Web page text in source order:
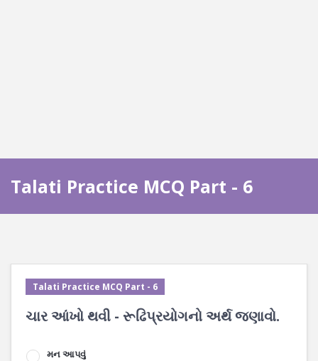
Talati Practice MCQ Part - 6
Talati Practice MCQ Part - 6
ચાર આંખો થવી - રૂઢિપ્રયોગનો અર્થ જણાવો.
મન આપવું